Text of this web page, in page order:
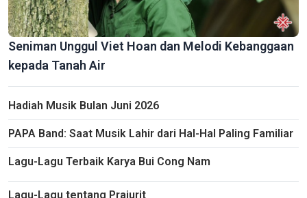
Seniman Unggul Viet Hoan dan Melodi Kebanggaan
kepada Tanah Air
Hadiah Musik Bulan Juni 2026
PAPA Band: Saat Musik Lahir dari Hal-Hal Paling Familiar
Lagu-Lagu Terbaik Karya Bui Cong Nam
Lagu-Lagu tentang Prajurit